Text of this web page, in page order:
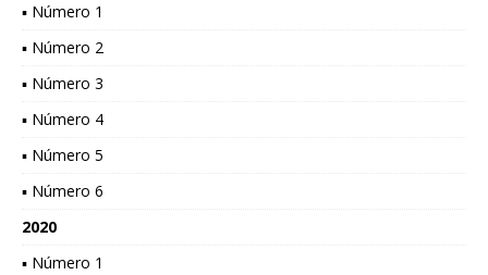
▪ Número 1
▪ Número 2
▪ Número 3
▪ Número 4
▪ Número 5
▪ Número 6
2020
▪ Número 1